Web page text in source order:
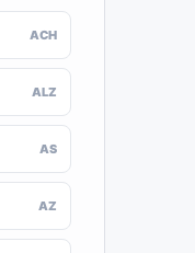
ACH
ALZ
AS
AZ